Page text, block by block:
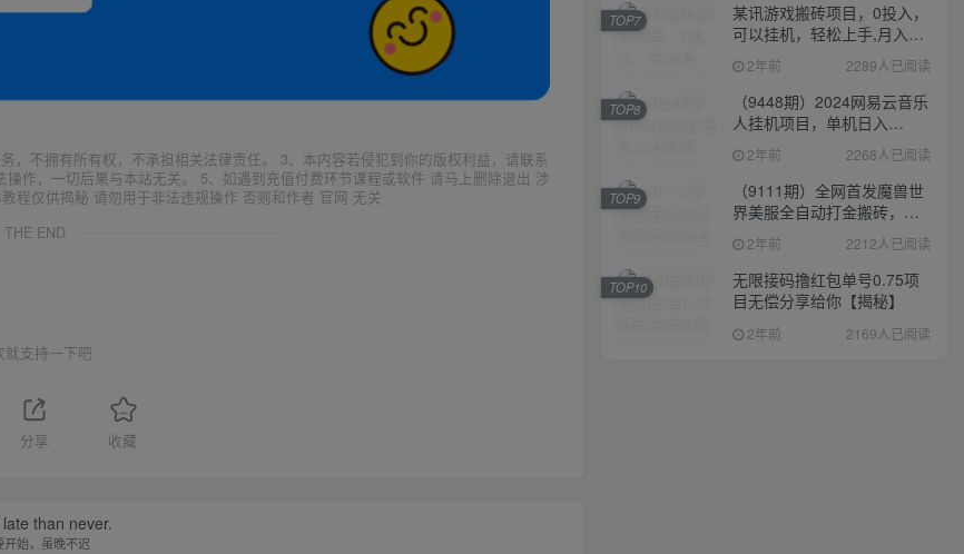
，不拥有所有权，不承担相关法律责任。 3、本内容若侵犯到你的版权利益，请联系
作，一切后果与本站无关。 5、如遇到充值付费环节课程或软件 请马上删除退出 涉
程仅供揭秘 请勿用于非法违规操作 否则和作者 官网 无关
THE END
就支持一下吧
分享 收藏
than never.
开始，虽晚不迟
某讯游戏搬砖项目，0投入，
可以挂机，轻松上手,月入
3000+上不封顶
2年前 2289人已阅读
TOP7
（9448期）2024网易云音乐
人挂机项目，单机日入
150+，无脑月入5000+
2年前 2268人已阅读
TOP8
（9111期）全网首发魔兽世
界美服全自动打金搬砖，日
入1000+，简单好操作，保
姆级教学
2年前 2212人已阅读
TOP9
无限接码撸红包单号0.75项
目无偿分享给你【揭秘】
2年前 2169人已阅读
TOP10